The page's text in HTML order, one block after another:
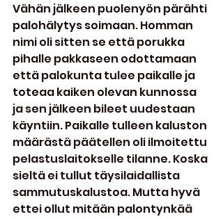
Vähän jälkeen puolenyön pärähti
palohälytys soimaan. Homman
nimi oli sitten se että porukka
pihalle pakkaseen odottamaan
että palokunta tulee paikalle ja
toteaa kaiken olevan kunnossa
ja sen jälkeen bileet uudestaan
käyntiin. Paikalle tulleen kaluston
määrästä päätellen oli ilmoitettu
pelastuslaitokselle tilanne. Koska
sieltä ei tullut täysilaidallista
sammutuskalustoa. Mutta hyvä
ettei ollut mitään palontynkää